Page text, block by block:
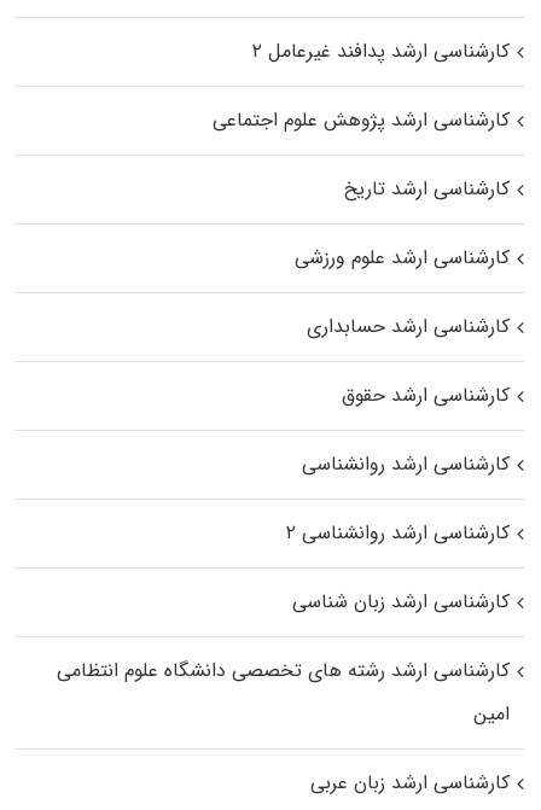
کارشناسی ارشد پدافند غیرعامل ۲
کارشناسی ارشد پژوهش علوم اجتماعی
کارشناسی ارشد تاریخ
کارشناسی ارشد علوم ورزشی
کارشناسی ارشد حسابداری
کارشناسی ارشد حقوق
کارشناسی ارشد روانشناسی
کارشناسی ارشد روانشناسی ۲
کارشناسی ارشد زبان شناسی
کارشناسی ارشد رﺷﺘﻪ ﻫﺎی تخصصی داﻧﺸﮕﺎه ﻋﻠﻮم انتظامی
اﻣﻴﻦ
کارشناسی ارشد زبان عربی